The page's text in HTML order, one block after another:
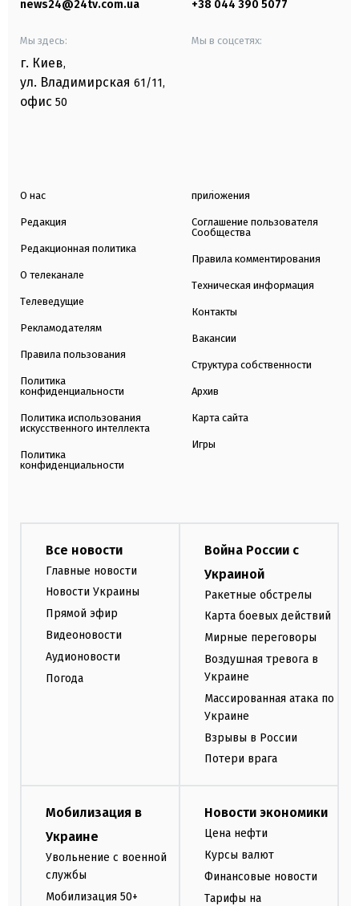
news24@24tv.com.ua +38 044 390 5077
Мы здесь:
г. Киев,
ул. Владимирская 61/11,
офис 50
Мы в соцсетях:
О нас
Редакция
Редакционная политика
О телеканале
Телеведущие
Рекламодателям
Правила пользования
Политика
конфиденциальности
Политика использования
искусственного интеллекта
Политика
конфиденциальности
приложения
Соглашение пользователя
Сообщества
Правила комментирования
Техническая информация
Контакты
Вакансии
Структура собственности
Архив
Карта сайта
Игры
Все новости
Главные новости
Новости Украины
Прямой эфир
Видеоновости
Аудионовости
Погода
Война России с
Украиной
Ракетные обстрелы
Карта боевых действий
Мирные переговоры
Воздушная тревога в
Украине
Массированная атака по
Украине
Взрывы в России
Потери врага
Мобилизация в
Украине
Увольнение с военной
службы
Мобилизация 50+
Новости экономики
Цена нефти
Курсы валют
Финансовые новости
Тарифы на